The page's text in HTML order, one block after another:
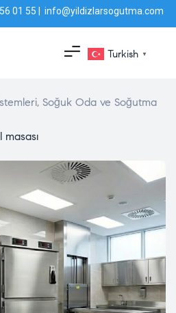
01 55 | info@yildizlarsogutma.com
Turkish ▼
Soğuk Oda ve Soğutma
masası